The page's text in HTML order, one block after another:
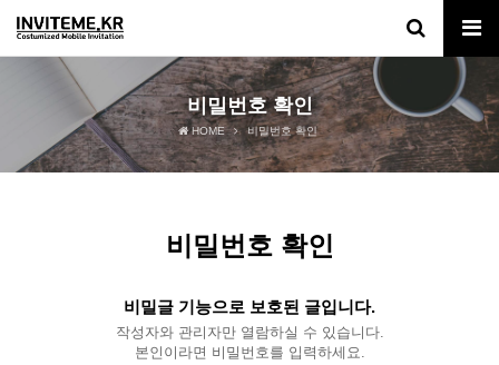
비밀번호 확인
HOME 비밀번호 확인
비밀번호 확인
비밀글 기능으로 보호된 글입니다.
작성자와 관리자만 열람하실 수 있습니다.
본인이라면 비밀번호를 입력하세요.